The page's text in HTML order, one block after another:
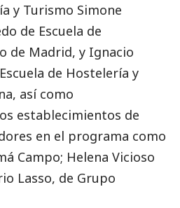
y Turismo Simone
de Escuela de
de Madrid, y Ignacio
de Hostelería y
así como
establecimientos de
en el programa como
Campo; Helena Vicioso
Lasso, de Grupo